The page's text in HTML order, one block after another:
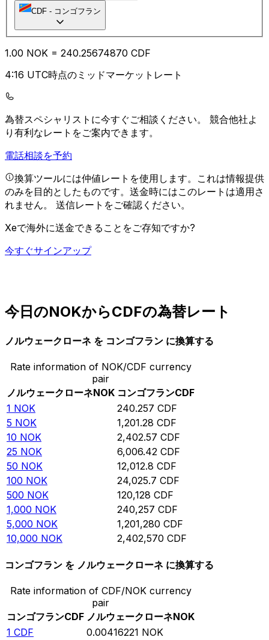
CDF - コンゴフラン
1.00 NOK = 240.25674870 CDF
4:16 UTC時点のミッドマーケットレート
為替スペシャリストに今すぐご相談ください。 競合他社よ
り有利なレートをご案内できます。
電話相談を予約
換算ツールには仲値レートを使用します。これは情報提供
のみを目的としたものです。送金時にはこのレートは適用さ
れません。 送信レートをご確認ください。
Xeで海外に送金できることをご存知ですか?
今すぐサインアップ
今日のNOKからCDFの為替レート
ノルウェークローネ を コンゴフラン に換算する
Rate information of NOK/CDF currency
pair
ノルウェークローネNOK コンゴフランCDF
1 NOK 240.257 CDF
5 NOK 1,201.28 CDF
10 NOK 2,402.57 CDF
25 NOK 6,006.42 CDF
50 NOK 12,012.8 CDF
100 NOK 24,025.7 CDF
500 NOK 120,128 CDF
1,000 NOK 240,257 CDF
5,000 NOK 1,201,280 CDF
10,000 NOK 2,402,570 CDF
コンゴフラン を ノルウェークローネ に換算する
Rate information of CDF/NOK currency
pair
コンゴフランCDF ノルウェークローネNOK
1 CDF 0.00416221 NOK